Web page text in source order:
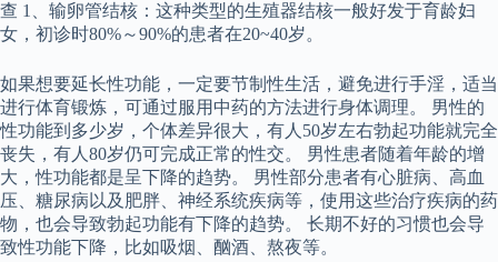
查 1、输卵管结核：这种类型的生殖器结核一般好发于育龄妇
女，初诊时80%～90%的患者在20~40岁。
如果想要延长性功能，一定要节制性生活，避免进行手淫，适当
进行体育锻炼，可通过服用中药的方法进行身体调理。 男性的
性功能到多少岁，个体差异很大，有人50岁左右勃起功能就完全
丧失，有人80岁仍可完成正常的性交。 男性患者随着年龄的增
大，性功能都是呈下降的趋势。 男性部分患者有心脏病、高血
压、糖尿病以及肥胖、神经系统疾病等，使用这些治疗疾病的药
物，也会导致勃起功能有下降的趋势。 长期不好的习惯也会导
致性功能下降，比如吸烟、酗酒、熬夜等。